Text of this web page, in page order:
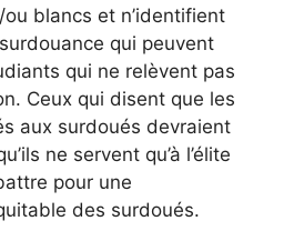
blancs et n’identifient
qui peuvent
qui ne relèvent pas
Ceux qui disent que les
aux surdoués devraient
ne servent qu’à l’élite
pour une
des surdoués.